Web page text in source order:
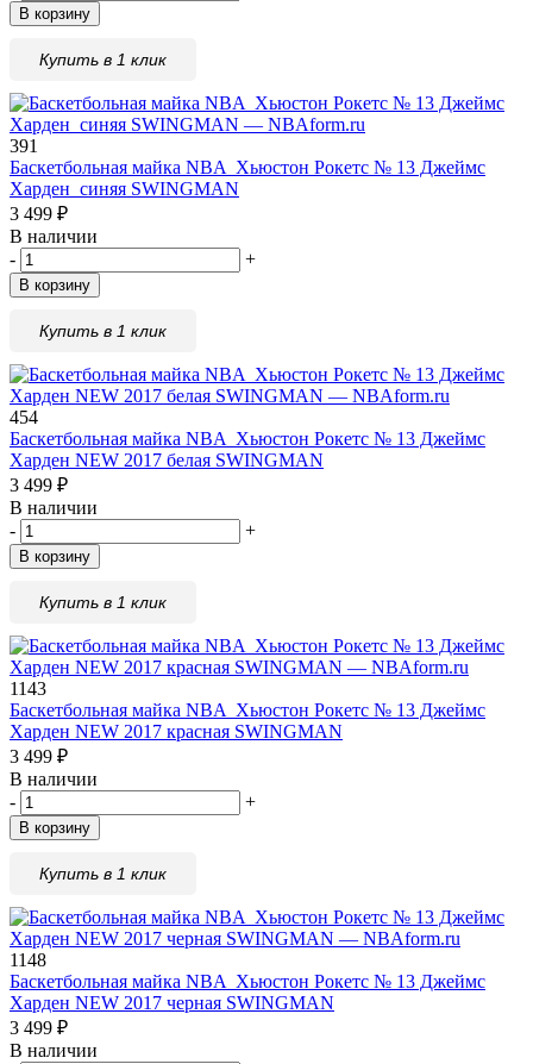
В корзину
Купить в 1 клик
391
Баскетбольная майка NBA Xьюстон Рокетс № 13 Джеймс
Xарден синяя SWINGMAN
3 499 ₽
В наличии
-
+
В корзину
Купить в 1 клик
454
Баскетбольная майка NBA Xьюстон Рокетс № 13 Джеймс
Xарден NEW 2017 белая SWINGMAN
3 499 ₽
В наличии
-
+
В корзину
Купить в 1 клик
1143
Баскетбольная майка NBA Xьюстон Рокетс № 13 Джеймс
Xарден NEW 2017 красная SWINGMAN
3 499 ₽
В наличии
-
+
В корзину
Купить в 1 клик
1148
Баскетбольная майка NBA Xьюстон Рокетс № 13 Джеймс
Xарден NEW 2017 черная SWINGMAN
3 499 ₽
В наличии